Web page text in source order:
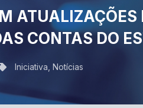
CONTAS DO
Iniciativa Notícias